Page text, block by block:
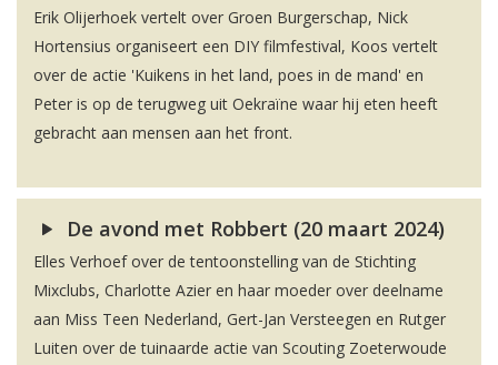
Erik Olijerhoek vertelt over Groen Burgerschap, Nick
Hortensius organiseert een DIY filmfestival, Koos vertelt
over de actie 'Kuikens in het land, poes in de mand' en
Peter is op de terugweg uit Oekraïne waar hij eten heeft
gebracht aan mensen aan het front.
De avond met Robbert (20 maart 2024)
Elles Verhoef over de tentoonstelling van de Stichting
Mixclubs, Charlotte Azier en haar moeder over deelname
aan Miss Teen Nederland, Gert-Jan Versteegen en Rutger
Luiten over de tuinaarde actie van Scouting Zoeterwoude